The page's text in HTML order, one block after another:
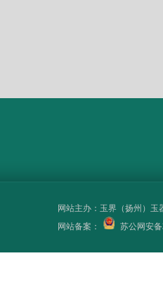
网站主办： 玉界（扬州）玉
网站备案：
苏公网安备